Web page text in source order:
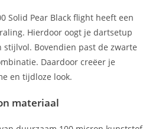
Solid Pear Black flight heeft een
Hierdoor oogt je dartsetup
Bovendien past de zwarte
Daardoor creëer je
en tijdloze look.
materiaal